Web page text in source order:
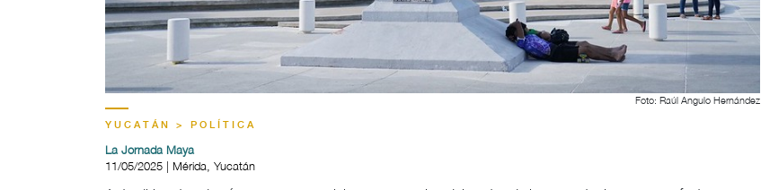
Foto: Raúl Angulo Hernández
YUCATÁN > POLÍTICA
La Jornada Maya
11/05/2025 | Mérida, Yucatán